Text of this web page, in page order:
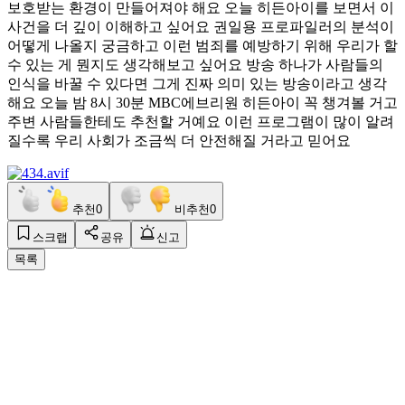
보호받는 환경이 만들어져야 해요 오늘 히든아이를 보면서 이
사건을 더 깊이 이해하고 싶어요 권일용 프로파일러의 분석이
어떻게 나올지 궁금하고 이런 범죄를 예방하기 위해 우리가 할
수 있는 게 뭔지도 생각해보고 싶어요 방송 하나가 사람들의
인식을 바꿀 수 있다면 그게 진짜 의미 있는 방송이라고 생각
해요 오늘 밤 8시 30분 MBC에브리원 히든아이 꼭 챙겨볼 거고
주변 사람들한테도 추천할 거예요 이런 프로그램이 많이 알려
질수록 우리 사회가 조금씩 더 안전해질 거라고 믿어요
추천0 비추천0
스크랩 공유
신고
목록